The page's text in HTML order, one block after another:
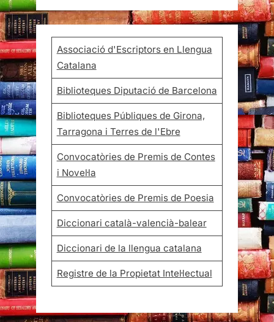
Associació d'Escriptors en Llengua
Catalana
Biblioteques Diputació de Barcelona
Biblioteques Públiques de Girona,
Tarragona i Terres de l'Ebre
Convocatòries de Premis de Contes
i Novel·la
Convocatòries de Premis de Poesia
Diccionari català-valencià-balear
Diccionari de la llengua catalana
Registre de la Propietat Intel·lectual